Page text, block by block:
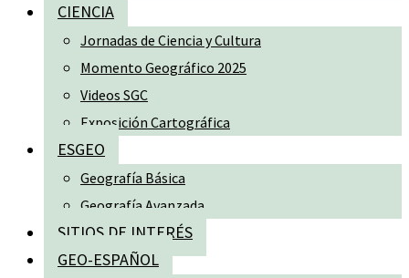
CIENCIA
Jornadas de Ciencia y Cultura
Momento Geográfico 2025
Videos SGC
Exposición Cartográfica
ESGEO
Geografía Básica
Geografía Avanzada
SITIOS DE INTERÉS
GEO-ESPAÑOL